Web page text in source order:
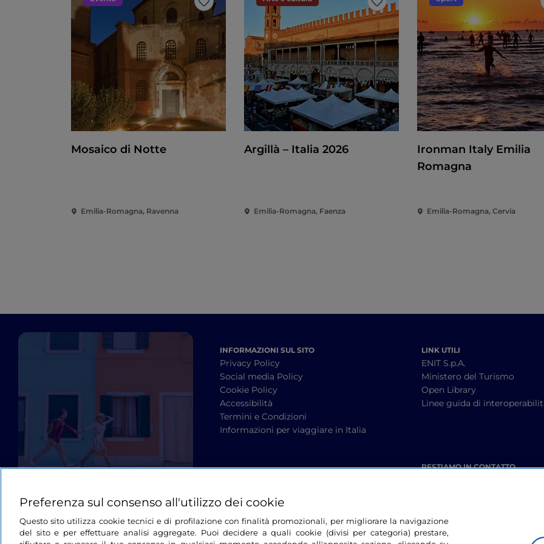
Like
Mosaico di Notte
Emilia-Romagna, Ravenna
Like
Argillà – Italia 2026
Emilia-Romagna, Faenza
Ironman Italy Emilia
Romagna
Emilia-Romagna, Cervia
INFORMAZIONI SUL SITO
Privacy Policy
Social media Policy
Cookie Policy
Accessibilità
Termini e Condizioni
Informazioni per viaggiare in Italia
LINK UTILI
ENIT S.p.A.
Ministero del Turismo
Open Library
Linee guida di
RESTIAMO IN CONTATTO
Preferenza sul consenso all'utilizzo dei cookie
Questo sito utilizza cookie tecnici e di profilazione con finalità promozionali, per migliorare la navigazione
del sito e per effettuare analisi aggregate. Puoi decidere a quali cookie (divisi per categoria) prestare,